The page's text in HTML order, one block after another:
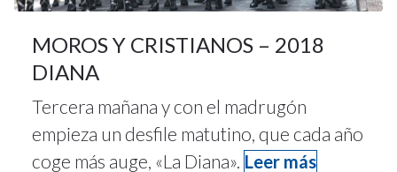
MOROS Y CRISTIANOS – 2018
DIANA
Tercera mañana y con el madrugón
empieza un desfile matutino, que cada año
coge más auge, «La Diana». Leer más